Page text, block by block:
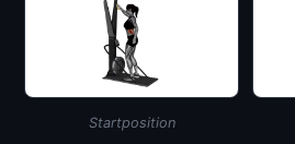
Startposition